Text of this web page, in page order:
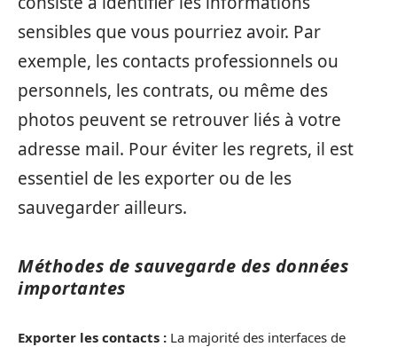
sensibles que vous pourriez avoir. Par
exemple, les contacts professionnels ou
personnels, les contrats, ou même des
photos peuvent se retrouver liés à votre
adresse mail. Pour éviter les regrets, il est
essentiel de les exporter ou de les
sauvegarder ailleurs.
Méthodes de sauvegarde des données
importantes
Exporter les contacts : La majorité des interfaces de